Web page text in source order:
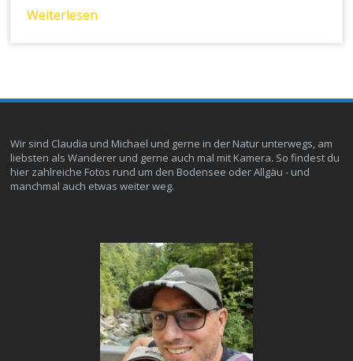
Weiterlesen
Wir sind Claudia und Michael und gerne in der Natur unterwegs, am
liebsten als Wanderer und gerne auch mal mit Kamera. So findest du
hier zahlreiche Fotos rund um den Bodensee oder Allgäu - und
manchmal auch etwas weiter weg.